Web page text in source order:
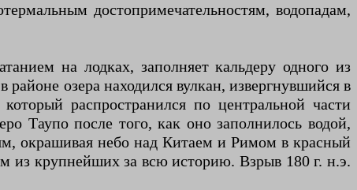
достопримечательностям, водопадам,
на лодках, заполняет кальдеру одного из
озера находился вулкан, извергнувшийся в
распространился по центральной части
Таупо после того, как оно заполнилось водой,
окрашивая небо над Китаем и Римом в красный
из крупнейших за всю историю. Взрыв 180 г. н.э.